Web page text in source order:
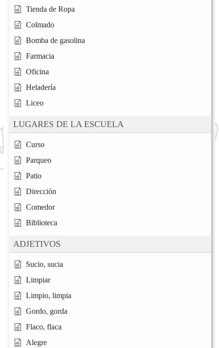
Tienda de Ropa
Colmado
Bomba de gasolina
Farmacia
Oficina
Heladería
Liceo
LUGARES DE LA ESCUELA
Curso
Parqueo
Patio
Dirección
Comedor
Biblioteca
ADJETIVOS
Sucio, sucia
Limpiar
Limpio, limpia
Gordo, gorda
Flaco, flaca
Alegre